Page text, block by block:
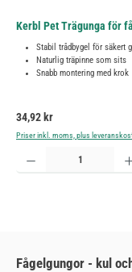
Kerbl Pet Trägunga för
Stabil trådbygel för säkert
Naturlig träpinne som sits
Snabb montering med krok
Ordinarie pris:
34,92 kr
Priser inkl. moms, plus
Produktkvantitet: Ange önskat
Fågelgungor - kul